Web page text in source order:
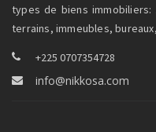
types de biens
terrains, immeubles,
+225 0707354728
info@nikkosa.com